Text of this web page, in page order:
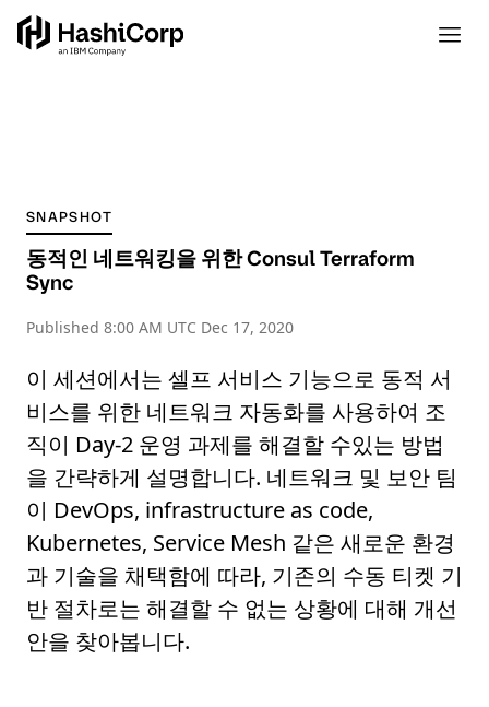
SNAPSHOT
동적인 네트워킹을 위한 Consul Terraform
Sync
Published 8:00 AM UTC Dec 17, 2020
이 세션에서는 셀프 서비스 기능으로 동적 서
비스를 위한 네트워크 자동화를 사용하여 조
직이 Day-2 운영 과제를 해결할 수있는 방법
을 간략하게 설명합니다. 네트워크 및 보안 팀
이 DevOps, infrastructure as code,
Kubernetes, Service Mesh 같은 새로운 환경
과 기술을 채택함에 따라, 기존의 수동 티켓 기
반 절차로는 해결할 수 없는 상황에 대해 개선
안을 찾아봅니다.